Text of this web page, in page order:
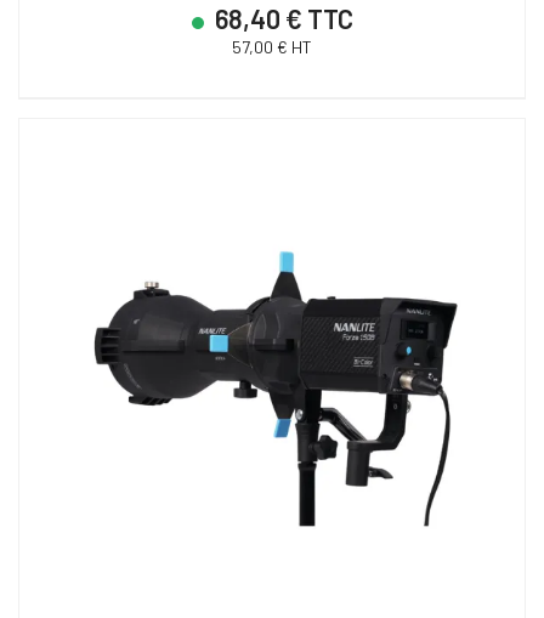
68,40 € TTC
57,00 € HT